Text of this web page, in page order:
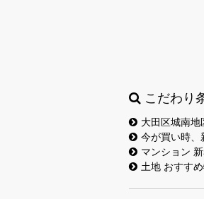
こだわり
大田区城南地
今が買い時、
マンション
土地 おすす